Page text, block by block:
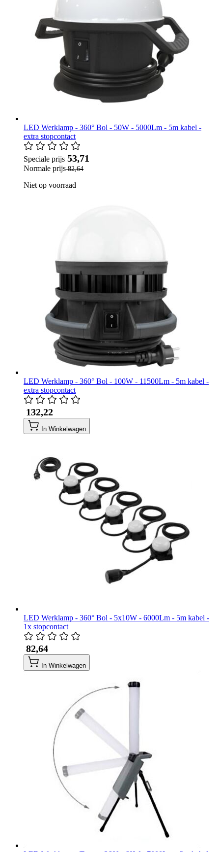
LED Werklamp - 360° Bol - 50W - 5000Lm - 5m kabel -
extra stopcontact
Speciale prijs ​ 53,71
Normale prijs​ 82,64
Niet op voorraad
LED Werklamp - 360° Bol - 100W - 11500Lm - 5m kabel -
extra stopcontact
​ 132,22
In Winkelwagen
LED Werklamp - 360° Bol - 5x10W - 6000Lm - 5m kabel -
1x stopcontact
​ 82,64
In Winkelwagen